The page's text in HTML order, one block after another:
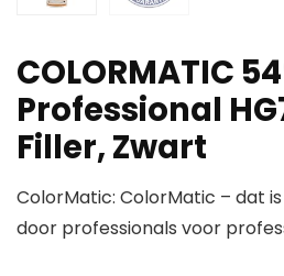
COLORMATIC
Professional
Filler, Zwart
ColorMatic: ColorMatic – dat
door professionals voor